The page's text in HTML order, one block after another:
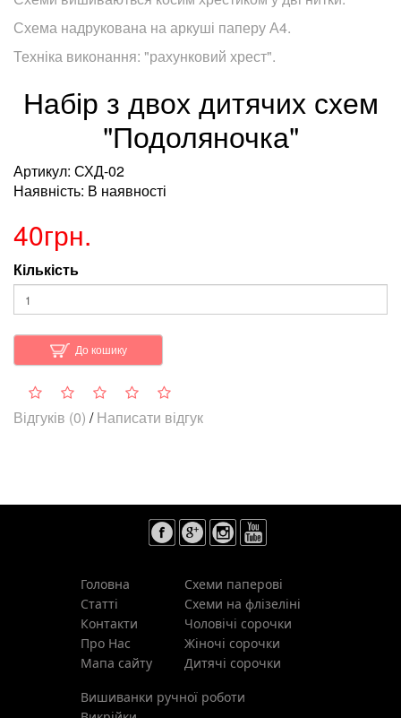
Схема надрукована на аркуші паперу А4.
Техніка виконання: "рахунковий хрест".
Набір з двох дитячих схем
"Подоляночка"
Артикул: СХД-02
Наявність: В наявності
40грн.
Кількість
До кошику
Відгуків (0) /Написати відгук
Головна
Статті
Контакти
Про Нас
Мапа сайту
Схеми паперові
Схеми на флізеліні
Чоловічі сорочки
Жіночі сорочки
Дитячі сорочки
Вишиванки ручної роботи